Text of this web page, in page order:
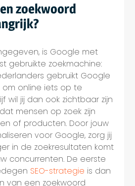
zoekwoord
is Google met
gebruikte zoekmachine:
gebruikt Google
om online iets op te
wil jij dan ook zichtbaar zijn
mensen op zoek zijn
of producten. Door jouw
voor Google, zorg jij
in de zoekresultaten komt
concurrenten. De eerste
SEO-strategie is dan
van een zoekwoord